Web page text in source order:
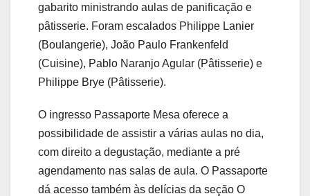
gabarito ministrando aulas de panificação e
pâtisserie. Foram escalados Philippe Lanier
(Boulangerie), João Paulo Frankenfeld
(Cuisine), Pablo Naranjo Agular (Pâtisserie) e
Philippe Brye (Pâtisserie).
O ingresso Passaporte Mesa oferece a
possibilidade de assistir a várias aulas no dia,
com direito a degustação, mediante a pré
agendamento nas salas de aula. O Passaporte
dá acesso também às delícias da seção O